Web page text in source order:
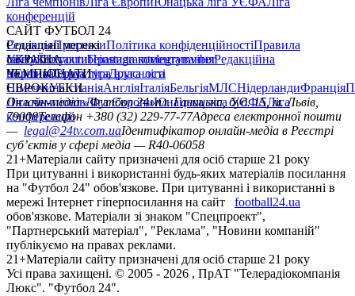
конференцій
САЙТ ФУТБОЛ 24
РедакціяПрогнозиПолітика конфіденційностіПравила
сайтуКонтактиПравила коментуванняРедакційна
політикаСтруктура власності
Соціальні мережі
facebookxyoutubeinstagramtelegramviber
УКРАЇНА
УкраїнаПерша лігаДруга ліга
ЧЕМПІОНАТИ
НімеччинаІспаніяАнгліяІталіяБельгіяМЛСНідерландиФранція
ЄВРОКУБКИ
Ліга чемпіонівЛіга ЄвропиЮнацька ліга УЄФАЛіга
конференцій
Онлайн-медіа «Футбол 24»пл. Галицька, буд. 15, м. Львів,
79008Телефон +380 (32) 229-77-77Адреса електронної пошти
— legal@24tv.com.uaІдентифікатор онлайн-медіа в Реєстрі
суб’єктів у сфері медіа — R40-06058
21+Матеріали сайту призначені для осіб старше 21 року
При цитуванні і використанні будь-яких матеріалів посилання
на "Футбол 24" обов'язкове. При цитуванні і використанні в
мережі Інтернет гіперпосилання на сайт
football24.ua
обов'язкове. Матеріали зі знаком "Спецпроект",
"Партнерський матеріал", "Реклама", "Новини компаній"
публікуємо на правах реклами.
21+Матеріали сайту призначені для осіб старше 21 року
Усi права захищенi. © 2005 - 2026 , ПрАТ "Телерадіокомпанія
Люкс". "Футбол 24".